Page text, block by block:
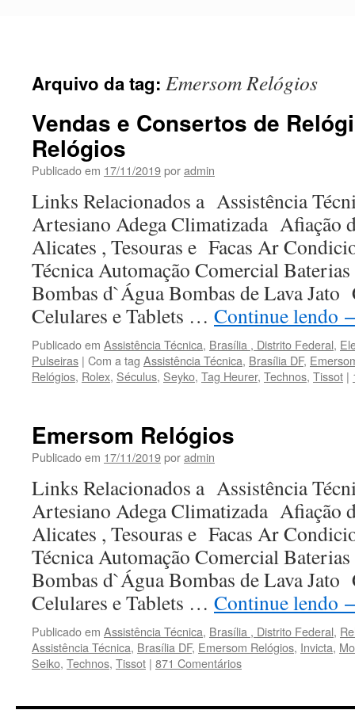
Arquivo da tag: Emersom Relógios
Vendas e Consertos de
Relógios
Publicado em 17/11/2019poradmin
Links Relacionados a Assistência
Artesiano Adega Climatizada Afiação
Alicates , Tesouras e Facas Ar
Técnica Automação Comercial
Bombas d`Água Bombas de Lava
Celulares e Tablets … Continue lendo
Publicado em Assistência Técnica, Brasília , Distrito Federal,
Pulseiras | Com a tag Assistência Técnica, Brasília DF,
Relógios, Rolex, Séculus, Seyko, Tag Heurer, Technos, Tissot |
Emersom Relógios
Publicado em 17/11/2019poradmin
Links Relacionados a Assistência
Artesiano Adega Climatizada Afiação
Alicates , Tesouras e Facas Ar
Técnica Automação Comercial
Bombas d`Água Bombas de Lava
Celulares e Tablets … Continue lendo
Publicado em Assistência Técnica, Brasília , Distrito Federal,
Assistência Técnica, Brasília DF, Emersom Relógios, Invicta,
Seiko, Technos, Tissot | 871 Comentários